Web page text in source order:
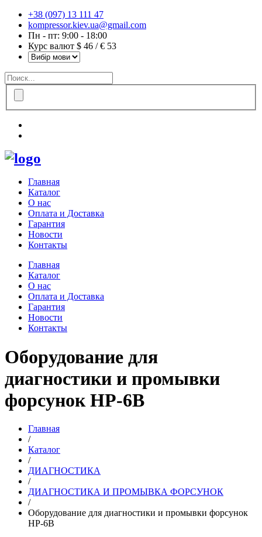
+38 (097) 13 111 47
kompressor.kiev.ua@gmail.com
Пн - пт: 9:00 - 18:00
Курс валют $ 46 / € 53
Главная
Каталог
О нас
Оплата и Доставка
Гарантия
Новости
Контакты
Главная
Каталог
О нас
Оплата и Доставка
Гарантия
Новости
Контакты
Оборудование для
диагностики и промывки
форсунок HP-6B
Главная
/
Каталог
/
ДИАГНОСТИКА
/
ДИАГНОСТИКА И ПРОМЫВКА ФОРСУНОК
/
Оборудование для диагностики и промывки форсунок
HP-6B